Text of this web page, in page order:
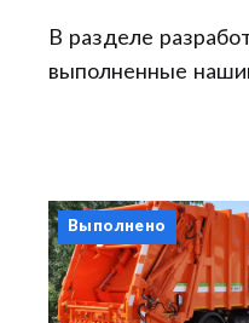
В разделе
выполненные
Выполнено